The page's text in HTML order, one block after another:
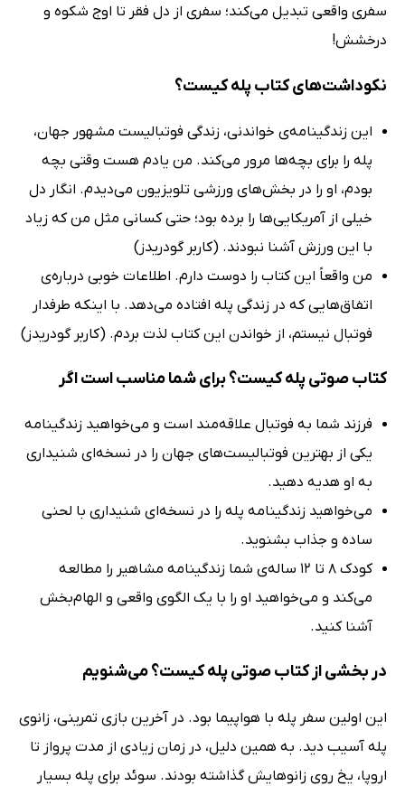
سفری واقعی تبدیل می‌کند؛ سفری از دل فقر تا اوج شکوه و
درخشش!
نکوداشت‌های کتاب پله کیست؟
این زندگینامه‌ی خواندنی، زندگی فوتبالیست مشهور جهان،
پله را برای بچه‌ها مرور می‌کند. من یادم هست وقتی بچه
بودم، او را در بخش‌های ورزشی تلویزیون می‌دیدم. انگار دل
خیلی از آمریکایی‌ها را برده بود؛ حتی کسانی مثل من که زیاد
با این ورزش آشنا نبودند. (کاربر گودریدز)
من واقعاً این کتاب را دوست دارم. اطلاعات خوبی درباره‌ی
اتفاق‌هایی که در زندگی پله افتاده می‌دهد. با اینکه طرفدار
فوتبال نیستم، از خواندن این کتاب لذت بردم. (کاربر گودریدز)
کتاب صوتی پله کیست؟ برای شما مناسب است اگر
فرزند شما به فوتبال علاقه‌مند است و می‌خواهید زندگینامه
یکی از بهترین فوتبالیست‌های جهان را در نسخه‌ای شنیداری
به او هدیه دهید.
می‌خواهید زندگینامه پله را در نسخه‌ای شنیداری با لحنی
ساده و جذاب بشنوید.
کودک 8 تا 12 ساله‌ی شما زندگینامه مشاهیر را مطالعه
می‌کند و می‌خواهید او را با یک الگوی واقعی و الهام‌بخش
آشنا کنید.
در بخشی از کتاب صوتی پله کیست؟ می‌شنویم
این اولین سفر پله با هواپیما بود. در آخرین بازی تمرینی، زانوی
پله آسیب دید. به همین دلیل، در زمان زیادی از مدت پرواز تا
اروپا، یخ روی زانوهایش گذاشته بودند. سوئد برای پله بسیار